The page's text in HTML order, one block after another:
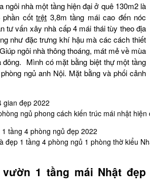
ngôi nhà một tầng hiện đại ở quê 130m2 là
phần cốttrệt 3,8m tầng mái cao đến nóc
tư vấn xây nhà cấp 4 mái thái tùy theo địa
như đặc trưng khí hậu mà các cách thiết
ngôi nhà thông thoáng, mát mẻ về mùa
Mình có mặt bằng biệt thự một tầng
ngủ anh Nội. Mặt bằng và phối cảnh
ngủ phong cách kiến trúc mái nhật
đẹp 1 tầng 4 phòng ngủ 1 phòng thờ kiểu
1 tầng mái Nhật đẹp